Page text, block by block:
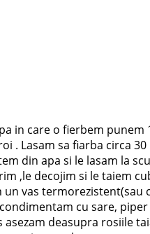
in care o fierbem
. Lasam sa fiarba circa
din apa si le lasam la
,le decojim si le taiem
vas termorezistent(sau
cu sare,
asezam deasupra rosiile